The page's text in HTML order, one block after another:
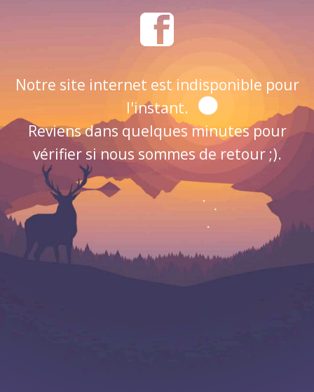
Notre site internet est indisponible pour
l'instant.
Reviens dans quelques minutes pour
vérifier si nous sommes de retour ;).